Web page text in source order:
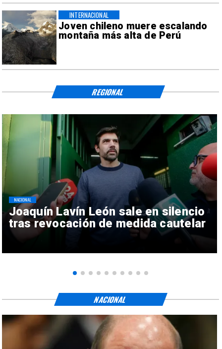
Joven chileno muere escalando
montaña más alta de Perú
INTERNACIONAL
Joaquín Lavín León sale en silencio
tras revocación de medida cautelar
NACIONAL
REGIONAL
NACIONAL